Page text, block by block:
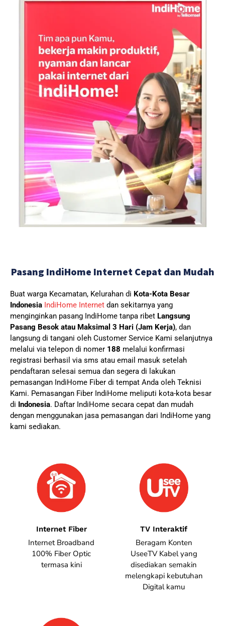
Pasang IndiHome Internet Cepat dan Mudah
Buat warga Kecamatan, Kelurahan di Kota-Kota Besar
Indonesia IndiHome Internet dan sekitarnya yang
menginginkan pasang IndiHome tanpa ribet Langsung
Pasang Besok atau Maksimal 3 Hari (Jam Kerja), dan
langsung di tangani oleh Customer Service Kami selanjutnya
melalui via telepon di nomer 188 melalui konfirmasi
registrasi berhasil via sms atau email masuk setelah
pendaftaran selesai semua dan segera di lakukan
pemasangan IndiHome Fiber di tempat Anda oleh Teknisi
Kami. Pemasangan Fiber IndiHome meliputi kota-kota besar
di Indonesia. Daftar IndiHome secara cepat dan mudah
dengan menggunakan jasa pemasangan dari IndiHome yang
kami sediakan.
Internet Fiber
Internet Broadband
100% Fiber Optic
termasa kini
TV Interaktif
Beragam Konten
UseeTV Kabel yang
disediakan semakin
melengkapi kebutuhan
Digital kamu